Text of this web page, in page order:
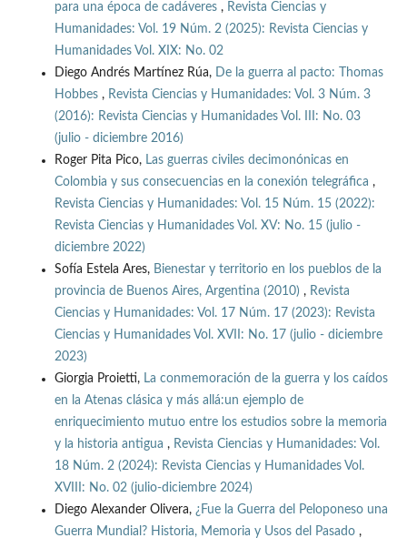
para una época de cadáveres , Revista Ciencias y
Humanidades: Vol. 19 Núm. 2 (2025): Revista Ciencias y
Humanidades Vol. XIX: No. 02
Diego Andrés Martínez Rúa, De la guerra al pacto: Thomas
Hobbes , Revista Ciencias y Humanidades: Vol. 3 Núm. 3
(2016): Revista Ciencias y Humanidades Vol. III: No. 03
(julio - diciembre 2016)
Roger Pita Pico, Las guerras civiles decimonónicas en
Colombia y sus consecuencias en la conexión telegráfica ,
Revista Ciencias y Humanidades: Vol. 15 Núm. 15 (2022):
Revista Ciencias y Humanidades Vol. XV: No. 15 (julio -
diciembre 2022)
Sofía Estela Ares, Bienestar y territorio en los pueblos de la
provincia de Buenos Aires, Argentina (2010) , Revista
Ciencias y Humanidades: Vol. 17 Núm. 17 (2023): Revista
Ciencias y Humanidades Vol. XVII: No. 17 (julio - diciembre
2023)
Giorgia Proietti, La conmemoración de la guerra y los caídos
en la Atenas clásica y más allá:un ejemplo de
enriquecimiento mutuo entre los estudios sobre la memoria
y la historia antigua , Revista Ciencias y Humanidades: Vol.
18 Núm. 2 (2024): Revista Ciencias y Humanidades Vol.
XVIII: No. 02 (julio-diciembre 2024)
Diego Alexander Olivera, ¿Fue la Guerra del Peloponeso una
Guerra Mundial? Historia, Memoria y Usos del Pasado ,